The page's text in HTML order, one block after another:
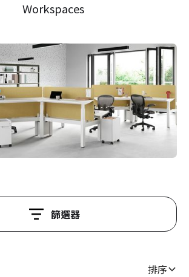
Workspaces
篩選器
排序